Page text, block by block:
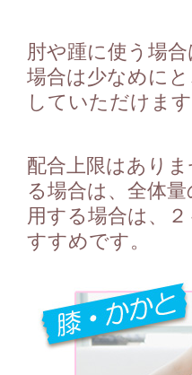
肘や踵に使う場
場合は少なめに
していただけます
配合上限はあり
る場合は、全体
用する場合は、
すすめです。